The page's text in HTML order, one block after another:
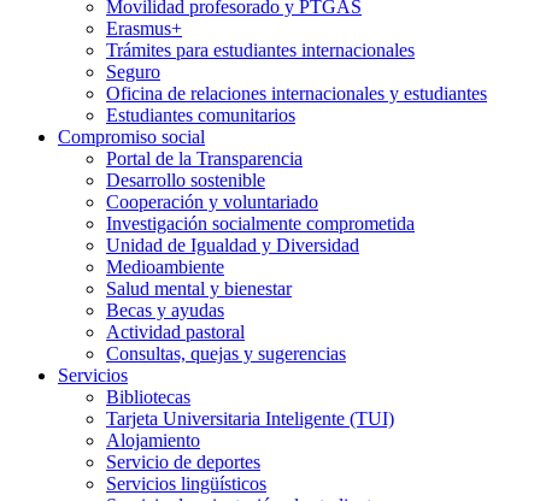
Movilidad profesorado y PTGAS
Erasmus+
Trámites para estudiantes internacionales
Seguro
Oficina de relaciones internacionales y estudiantes
Estudiantes comunitarios
Compromiso social
Portal de la Transparencia
Desarrollo sostenible
Cooperación y voluntariado
Investigación socialmente comprometida
Unidad de Igualdad y Diversidad
Medioambiente
Salud mental y bienestar
Becas y ayudas
Actividad pastoral
Consultas, quejas y sugerencias
Servicios
Bibliotecas
Tarjeta Universitaria Inteligente (TUI)
Alojamiento
Servicio de deportes
Servicios lingüísticos